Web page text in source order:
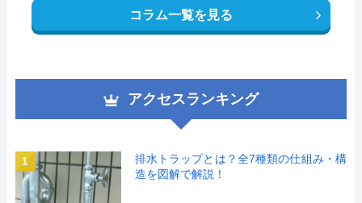
コラム一覧を見る
アクセスランキング
1
排水トラップとは？全7種類の仕組み・構
造を図解で解説！